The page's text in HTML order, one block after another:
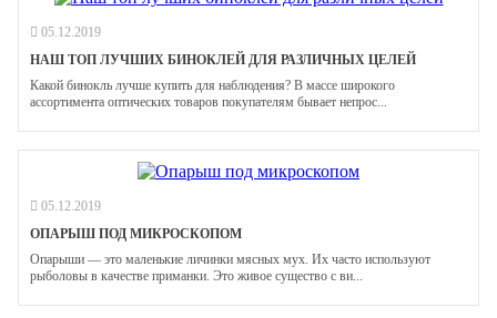
05.12.2019
НАШ ТОП ЛУЧШИХ БИНОКЛЕЙ ДЛЯ РАЗЛИЧНЫХ ЦЕЛЕЙ
Какой бинокль лучше купить для наблюдения? В массе широкого
ассортимента оптических товаров покупателям бывает непрос...
05.12.2019
ОПАРЫШ ПОД МИКРОСКОПОМ
Опарыши — это маленькие личинки мясных мух. Их часто используют
рыболовы в качестве приманки. Это живое существо с ви...